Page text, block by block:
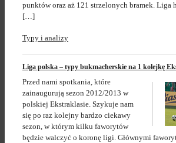
punktów oraz aż 121 strzelonych bramek. Liga
[…]
Typy i analizy
Liga polska – typy bukmacherskie na 1 kolejkę
Przed nami spotkania, które
zainaugurują sezon 2012/2013 w
polskiej Ekstraklasie. Szykuje nam
się po raz kolejny bardzo ciekawy
sezon, w którym kilku faworytów
będzie walczyć o koronę ligi. Głównymi